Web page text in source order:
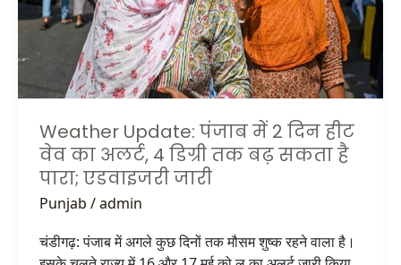
Weather Update: पंजाब में 2 दिन हीट
वेव का अलर्ट, 4 डिग्री तक बढ़ सकता है
पारा; एडवाइजरी जारी
Punjab /admin
चंडीगढ़: पंजाब में अगले कुछ दिनों तक मौसम शुष्क रहने वाला है।
वेव
डिग्री
तक
बढ़
सकता
पारा;
एडवाइजरी
जारी